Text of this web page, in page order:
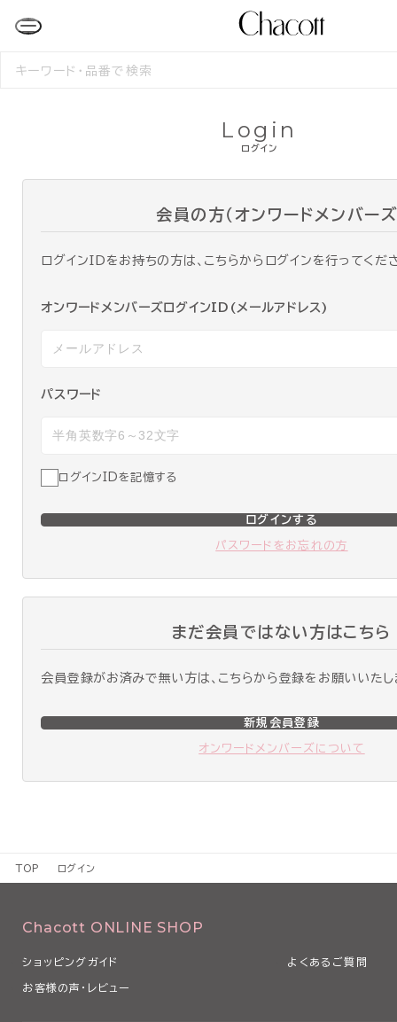
検
ログイン
Login
会員の方（オンワードメンバーズ
ログインIDをお持ちの方は、こちらからログインを行ってくだ
オンワードメンバーズログインID(メールアドレス)
パスワード
ログインIDを記憶する
ログインする
パスワードをお忘れの方
まだ会員ではない方はこちら
会員登録がお済みで無い方は、こちらから登録をお願いいたし
新規会員登録
オンワードメンバーズについて
TOP ログイン
Chacott ONLINE SHOP
ショッピングガイド よくあるご質問
お客様の声・レビュー